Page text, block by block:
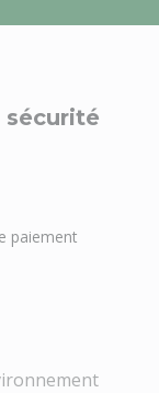
paiement